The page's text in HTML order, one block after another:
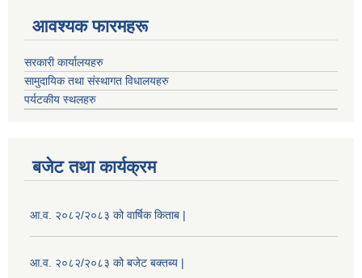
आवश्यक फारमहरू
सरकारी कार्यालयहरु
सामुदायिक तथा संस्थागत विधालयहरु
पर्यटकीय स्थलहरु
बजेट तथा कार्यक्रम
आ.व. २०८२/२०८३ को वार्षिक किताब |
आ.व. २०८२/२०८३ को बजेट बक्तब्य |